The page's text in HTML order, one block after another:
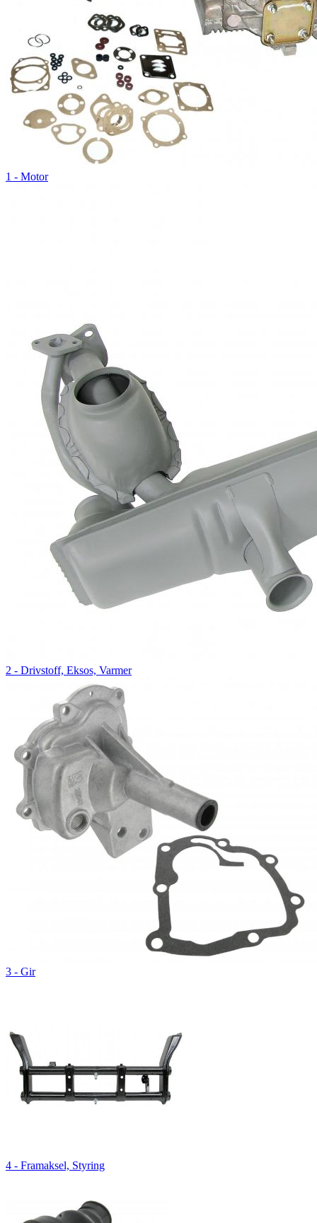
1 - Motor
2 - Drivstoff, Eksos, Varmer
3 - Gir
4 - Framaksel, Styring